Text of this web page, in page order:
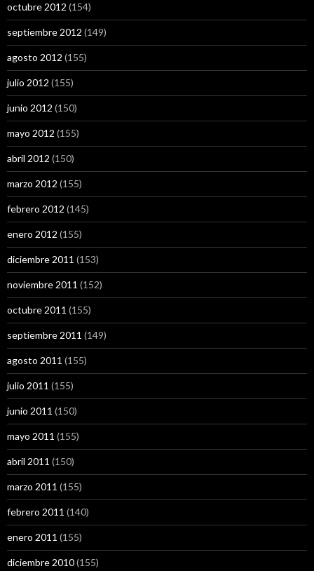
octubre 2012 (154)
septiembre 2012 (149)
agosto 2012 (155)
julio 2012 (155)
junio 2012 (150)
mayo 2012 (155)
abril 2012 (150)
marzo 2012 (155)
febrero 2012 (145)
enero 2012 (155)
diciembre 2011 (153)
noviembre 2011 (152)
octubre 2011 (155)
septiembre 2011 (149)
agosto 2011 (155)
julio 2011 (155)
junio 2011 (150)
mayo 2011 (155)
abril 2011 (150)
marzo 2011 (155)
febrero 2011 (140)
enero 2011 (155)
diciembre 2010(155)